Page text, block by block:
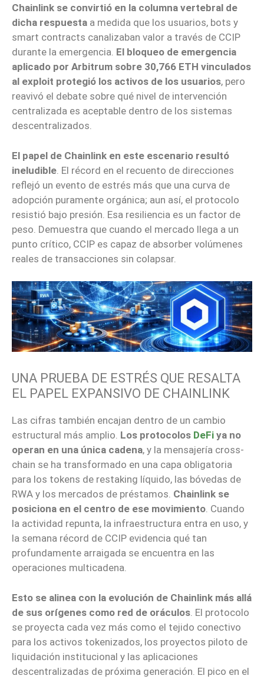
Chainlink se convirtió en la columna vertebral de
dicha respuesta a medida que los usuarios, bots y
smart contracts canalizaban valor a través de CCIP
durante la emergencia. El bloqueo de emergencia
aplicado por Arbitrum sobre 30,766 ETH vinculados
al exploit protegió los activos de los usuarios, pero
reavivó el debate sobre qué nivel de intervención
centralizada es aceptable dentro de los sistemas
descentralizados.
El papel de Chainlink en este escenario resultó
ineludible . El récord en el recuento de direcciones
reflejó un evento de estrés más que una curva de
adopción puramente orgánica; aun así, el protocolo
resistió bajo presión. Esa resiliencia es un factor de
peso. Demuestra que cuando el mercado llega a un
punto crítico, CCIP es capaz de absorber volúmenes
reales de transacciones sin colapsar.
UNA PRUEBA DE ESTRÉS QUE RESALTA
EL PAPEL EXPANSIVO DE CHAINLINK
Las cifras también encajan dentro de un cambio
estructural más amplio. Los protocolos DeFi ya no
operan en una única cadena, y la mensajería cross-
chain se ha transformado en una capa obligatoria
para los tokens de restaking líquido, las bóvedas de
RWA y los mercados de préstamos. Chainlink se
posiciona en el centro de ese movimiento. Cuando
la actividad repunta, la infraestructura entra en uso, y
la semana récord de CCIP evidencia qué tan
profundamente arraigada se encuentra en las
operaciones multicadena.
Esto se alinea con la evolución de Chainlink más allá
de sus orígenes como red de oráculos . El protocolo
se proyecta cada vez más como el tejido conectivo
para los activos tokenizados, los proyectos piloto de
liquidación institucional y las aplicaciones
descentralizadas de próxima generación. El pico en el